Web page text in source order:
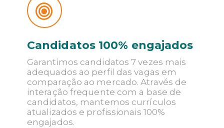
Candidatos 100% engajados
Garantimos candidatos 7 vezes mais
adequados ao perfil das vagas em
comparação ao mercado. Através de
interação frequente com a base de
candidatos, mantemos currículos
atualizados e profissionais 100%
engajados.